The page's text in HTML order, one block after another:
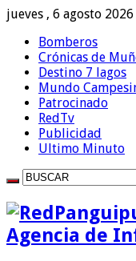
jueves , 6 agosto 2026
Bomberos
Crónicas de
Destino 7 lagos
Mundo
Patrocinado
RedTv
Publicidad
Ultimo Minuto
Agencia de